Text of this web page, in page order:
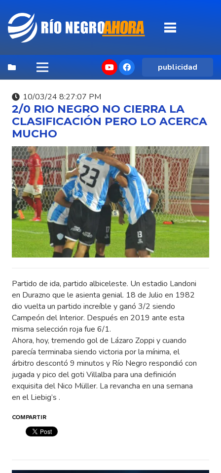
publicidad
10/03/24 8:27:07 PM
2/0 RIO NEGRO NO CIERRA LA
CLASIFICACIÓN PERO LO ACERCA
MUCHO
Partido de ida, partido albiceleste. Un estadio Landoni
en Durazno que le asienta genial. 18 de Julio en 1982
dio vuelta un partido increíble y ganó 3/2 siendo
Campeón del Interior. Después en 2019 ante esta
misma selección roja fue 6/1.
Ahora, hoy, tremendo gol de Lázaro Zoppi y cuando
parecía terminaba siendo victoria por la mínima, el
árbitro descontó 9 minutos y Río Negro respondió con
jugada y pico del goti Villalba para una definición
exquisita del Nico Müller. La revancha en una semana
en el Liebig’s .
COMPARTIR